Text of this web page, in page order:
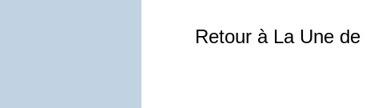
Retour à La Une de